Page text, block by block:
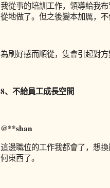
我從事的培訓工作，領導給我
從地做了。但之後變本加厲，
為刷好感而順從，隻會引起對方
8、不給員工成長空間
@**shan
這邊職位的工作我都會了，想
何東西了。